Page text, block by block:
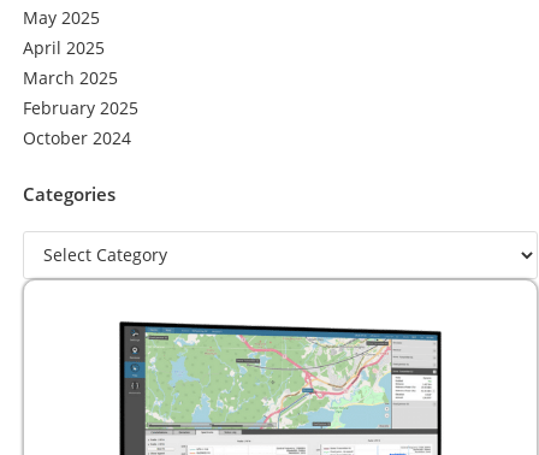
May 2025
April 2025
March 2025
February 2025
October 2024
Categories